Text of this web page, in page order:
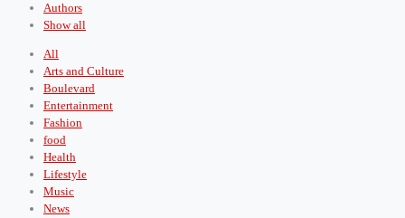
Authors
Show all
All
Arts and Culture
Boulevard
Entertainment
Fashion
food
Health
Lifestyle
Music
News